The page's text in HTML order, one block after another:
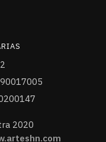
2020